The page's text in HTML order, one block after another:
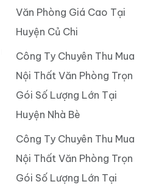
Văn Phòng Giá Cao Tại
Huyện Củ Chi
Công Ty Chuyên Thu Mua
Nội Thất Văn Phòng Trọn
Gói Số Lượng Lớn Tại
Huyện Nhà Bè
Công Ty Chuyên Thu Mua
Nội Thất Văn Phòng Trọn
Gói Số Lượng Lớn Tại